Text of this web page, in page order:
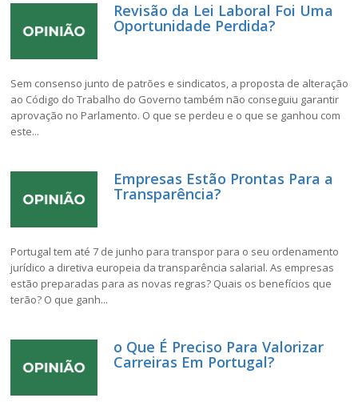
Revisão da Lei Laboral Foi Uma
Oportunidade Perdida?
Sem consenso junto de patrões e sindicatos, a proposta de alteração
ao Código do Trabalho do Governo também não conseguiu garantir
aprovação no Parlamento. O que se perdeu e o que se ganhou com
este...
Empresas Estão Prontas Para a
Transparência?
Portugal tem até 7 de junho para transpor para o seu ordenamento
jurídico a diretiva europeia da transparência salarial. As empresas
estão preparadas para as novas regras? Quais os benefícios que
terão? O que ganh...
o Que É Preciso Para Valorizar
Carreiras Em Portugal?